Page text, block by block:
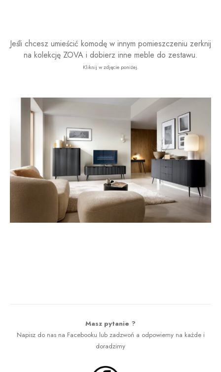
Jeśli chcesz umieścić komodę w innym pomieszczeniu zerknij
na kolekcję ZOVA i dobierz inne meble do zestawu.
Kliknij w zdjęcie poniżej.
Masz pytanie ?
Napisz do nas na Facebooku lub zadzwoń a odpowiemy na każde i
doradzimy